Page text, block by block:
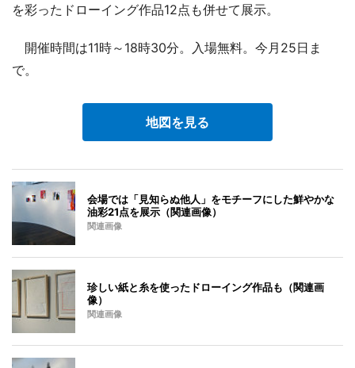
を彩ったドローイング作品12点も併せて展示。
開催時間は11時～18時30分。入場無料。今月25日ま
で。
地図を見る
会場では「見知らぬ他人」をモチーフにした鮮やかな
油彩21点を展示（関連画像）
関連画像
珍しい紙と糸を使ったドローイング作品も（関連画
像）
関連画像